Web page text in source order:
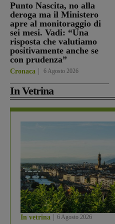
Punto Nascita, no alla
deroga ma il Ministero
apre al monitoraggio di
sei mesi. Vadi: “Una
risposta che valutiamo
positivamente anche se
con prudenza”
Cronaca 6 Agosto 2026
In Vetrina
In vetrina 6 Agosto 2026